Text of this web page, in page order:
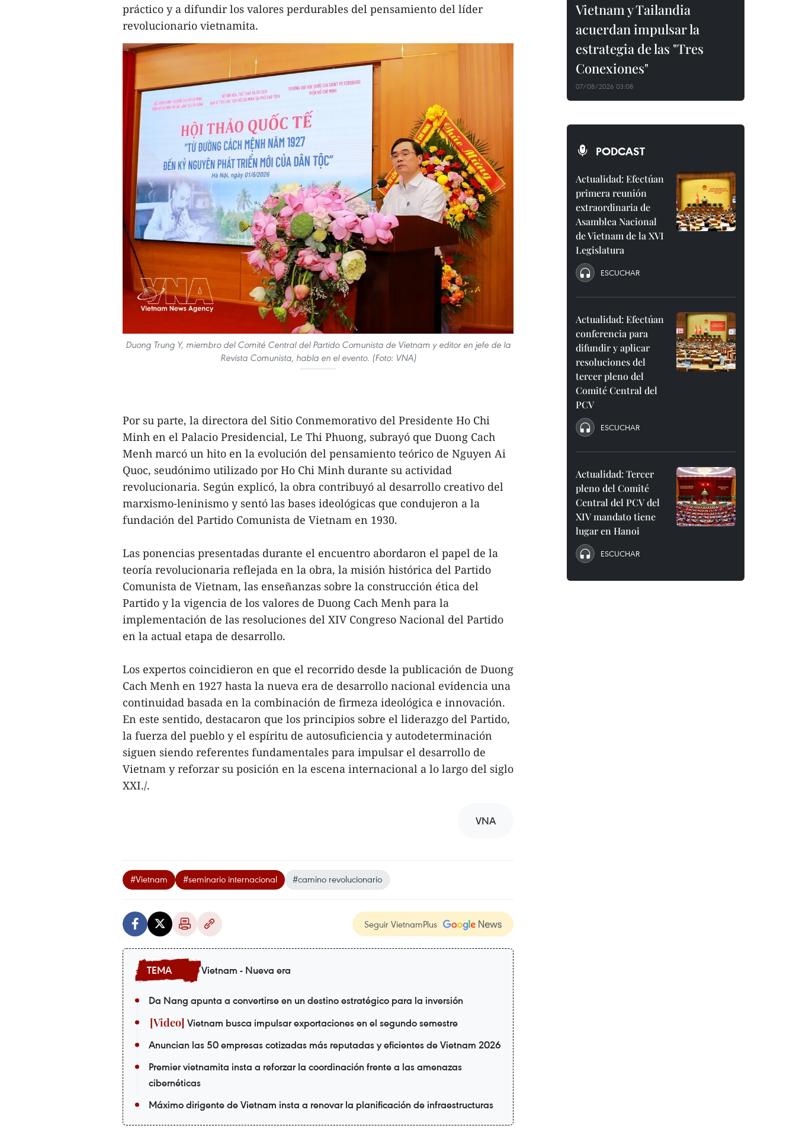
práctico y a difundir los valores perdurables del pensamiento del líder
revolucionario vietnamita.
Duong Trung Y, miembro del Comité Central del Partido Comunista de Vietnam y editor en jefe de la
Revista Comunista, habla en el evento. (Foto: VNA)
Por su parte, la directora del Sitio Conmemorativo del Presidente Ho Chi
Minh en el Palacio Presidencial, Le Thi Phuong, subrayó que Duong Cach
Menh marcó un hito en la evolución del pensamiento teórico de Nguyen Ai
Quoc, seudónimo utilizado por Ho Chi Minh durante su actividad
revolucionaria. Según explicó, la obra contribuyó al desarrollo creativo del
marxismo-leninismo y sentó las bases ideológicas que condujeron a la
fundación del Partido Comunista de Vietnam en 1930.
Las ponencias presentadas durante el encuentro abordaron el papel de la
teoría revolucionaria reflejada en la obra, la misión histórica del Partido
Comunista de Vietnam, las enseñanzas sobre la construcción ética del
Partido y la vigencia de los valores de Duong Cach Menh para la
implementación de las resoluciones del XIV Congreso Nacional del Partido
en la actual etapa de desarrollo.
Los expertos coincidieron en que el recorrido desde la publicación de Duong
Cach Menh en 1927 hasta la nueva era de desarrollo nacional evidencia una
continuidad basada en la combinación de firmeza ideológica e innovación.
En este sentido, destacaron que los principios sobre el liderazgo del Partido,
la fuerza del pueblo y el espíritu de autosuficiencia y autodeterminación
siguen siendo referentes fundamentales para impulsar el desarrollo de
Vietnam y reforzar su posición en la escena internacional a lo largo del siglo
XXI./.
VNA
#Vietnam #seminario internacional #camino revolucionario
Seguir VietnamPlus
Vietnam - Nueva era
Da Nang apunta a convertirse en un destino estratégico para la inversión
Vietnam busca impulsar exportaciones en el segundo semestre
Anuncian las 50 empresas cotizadas más reputadas y eficientes de Vietnam 2026
Premier vietnamita insta a reforzar la coordinación frente a las amenazas
cibernéticas
Máximo dirigente de Vietnam insta a renovar la planificación de infraestructuras
Vietnam y Tailandia
acuerdan impulsar la
estrategia de las "Tres
Conexiones"
07/08/2026 03:08
PODCAST
Actualidad: Efectúan
primera reunión
extraordinaria de
Asamblea Nacional
de Vietnam de la XVI
Legislatura
ESCUCHAR
Actualidad: Efectúan
conferencia para
difundir y aplicar
resoluciones del
tercer pleno del
Comité Central del
PCV
ESCUCHAR
Actualidad: Tercer
pleno del Comité
Central del PCV del
XIV mandato tiene
lugar en Hanoi
ESCUCHAR